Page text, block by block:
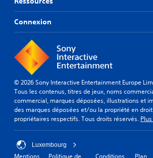
Connexion
© 2026 Sony Interactive Entertainment Europe
Tous les contenus, titres de jeux, noms
commercial, marques déposées, illustrations et
des marques déposées et/ou la propriété en
propriétaires respectifs. Tous droits réservés.
Luxembourg
Mentions Politique de Conditions Plan